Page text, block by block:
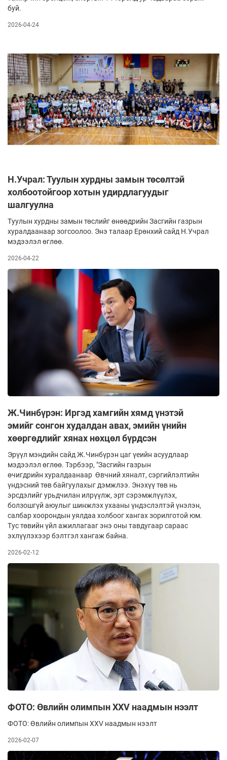
буй.
2026-04-24
Н.Учрал: Туулын хурдны замын төсөлтэй
холбоотойгоор хотын удирдлагуудыг
шалгуулна
Туулын хурдны замын төслийг өнөөдрийн Засгийн газрын
хуралдаанаар зогсоолоо. Энэ талаар Ерөнхий сайд Н.Учрал
мэдээлэл өглөө.
2026-04-22
Ж.Чинбүрэн: Иргэд хамгийн хямд үнэтэй
эмийг сонгон худалдан авах, эмийн үнийн
хөөргөдлийг хянах нөхцөл бүрдсэн
Эрүүл мэндийн сайд Ж.Чинбүрэн цаг үеийн асуудлаар
мэдээлэл өглөө. Тэрбээр, "Засгийн газрын
өчигдрийн хуралдаанаар Өвчний хяналт, сэргийлэлтийн
үндэсний төв байгуулахыг дэмжлээ. Энэхүү төв нь
эрсдэлийг урьдчилан илрүүлж, эрт сэрэмжлүүлэх,
болзошгүй аюулыг шинжлэх ухааны үндэслэлтэй үнэлэн,
салбар хоорондын уялдаа холбоог хангах зорилготой юм.
Тус төвийн үйл ажиллагааг энэ оны тавдугаар сараас
эхлүүлэхээр бэлтгэл хангаж байна.
2026-02-12
ФОТО: Өвлийн олимпын XXV наадмын нээлт
ФОТО: Өвлийн олимпын XXV наадмын нээлт
2026-02-07